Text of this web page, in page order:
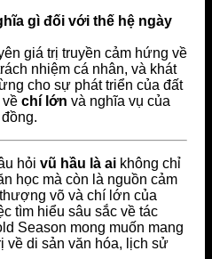
gì đối với thế hệ ngày
giá trị truyền cảm hứng về
nhiệm cá nhân, và khát
cho sự phát triển của đất
chí lớn và nghĩa vụ của
hỏi vũ hầu là ai không chỉ
học mà còn là nguồn cảm
võ và chí lớn của
tìm hiểu sâu sắc về tác
Season mong muốn mang
về di sản văn hóa, lịch sử